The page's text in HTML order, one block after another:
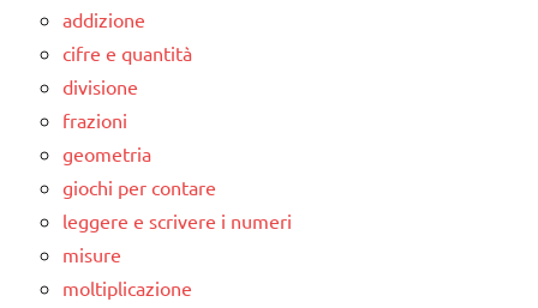
addizione
cifre e quantità
divisione
frazioni
geometria
giochi per contare
leggere e scrivere i numeri
misure
moltiplicazione